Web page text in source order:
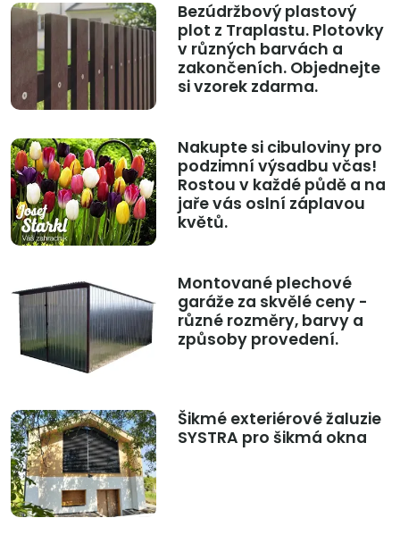
Bezúdržbový plastový
plot z Traplastu. Plotovky
v různých barvách a
zakončeních. Objednejte
si vzorek zdarma.
Nakupte si cibuloviny pro
podzimní výsadbu včas!
Rostou v každé půdě a na
jaře vás oslní záplavou
květů.
Montované plechové
garáže za skvělé ceny -
různé rozměry, barvy a
způsoby provedení.
Šikmé exteriérové žaluzie
SYSTRA pro šikmá okna